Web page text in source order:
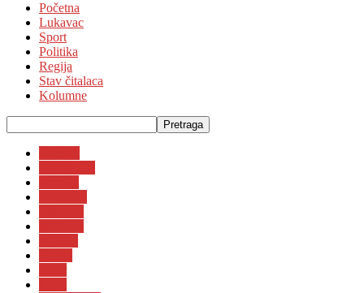
Početna
Lukavac
Sport
Politika
Regija
Stav čitalaca
Kolumne